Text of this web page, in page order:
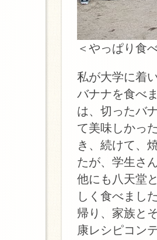
＜やっぱり食
私が大学に着
バナナを食べ
は、切ったバ
て美味しかっ
き、続けて、
たが、学生さ
他にも八天堂
しく食べまし
帰り、家族と
康レシピコン